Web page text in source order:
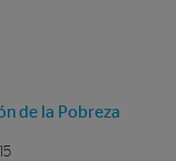
de la Pobreza